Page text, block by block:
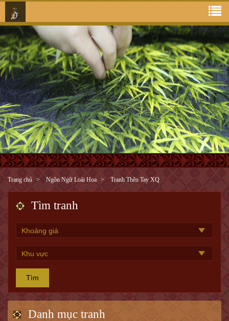
Trang chủ Ngôn Ngữ Loài Hoa Tranh Thêu Tay XQ
Tìm tranh
Tìm
Danh mục tranh